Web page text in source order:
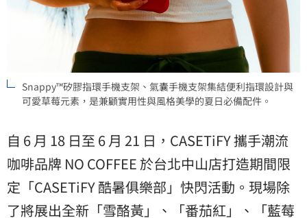
Snappy™矽膠指環手機支架、氣囊手機支架集結便利指環設計與
可愛草莓元素，是兼顧實用性與風格美學的夏日必備配件。
自 6 月 18 日至 6 月 21 日，CASETiFY 攜手潮流
咖啡品牌 NO COFFEE 於台北中山店打造期間限
定「CASETiFY 酷暑俱樂部」快閃活動。現場除
了將展出全新「雪酪黃」、「番茄紅」、「藍莓